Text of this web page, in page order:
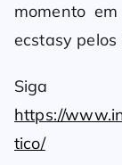
momento
ecstasy pelos
Siga
https://
tico/